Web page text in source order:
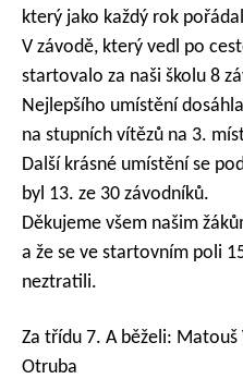
který jako každý rok
V závodě, který vedl po
startovalo za naši školu 8
Nejlepšího umístění
na stupních vítězů na 3.
Další krásné umístění se
byl 13. ze 30 závodníků.
Děkujeme všem našim
a že se ve startovním poli
neztratili.
Za třídu 7. A běželi:
Otruba